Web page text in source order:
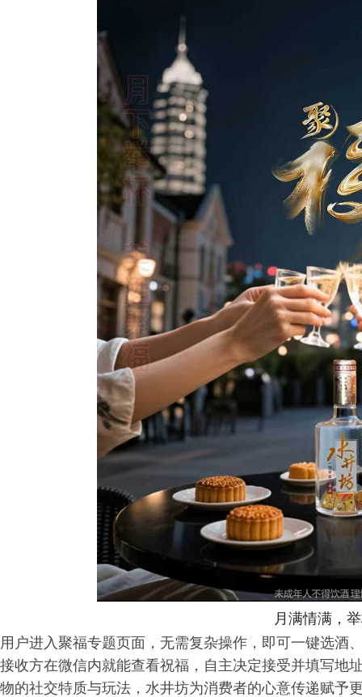
月满情满，
用户进入聚福专题页面，无需复杂操作，即可一键选酒
接收方在微信内就能查看祝福，自主决定接受并填写地
物的社交特质与玩法，水井坊为消费者的心意传递赋予